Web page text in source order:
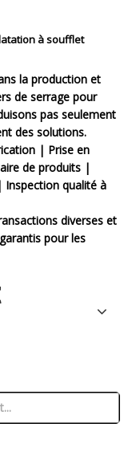
à soufflet
la production et
de serrage pour
pas seulement
des solutions.
| Prise en
de produits |
qualité à
diverses et
pour les